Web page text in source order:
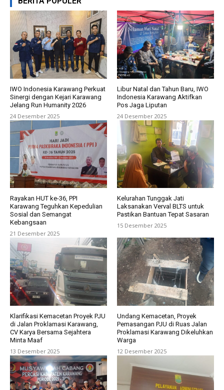
IWO Indonesia Karawang Perkuat
Sinergi dengan Kejari Karawang
Jelang Run Humanity 2026
24 Desember 2025
Libur Natal dan Tahun Baru, IWO
Indonesia Karawang Aktifkan
Pos Jaga Liputan
24 Desember 2025
Rayakan HUT ke-36, PPI
Karawang Teguhkan Kepedulian
Sosial dan Semangat
Kebangsaan
21 Desember 2025
Kelurahan Tunggak Jati
Laksanakan Verval BLTS untuk
Pastikan Bantuan Tepat Sasaran
15 Desember 2025
Klarifikasi Kemacetan Proyek PJU
di Jalan Proklamasi Karawang,
CV Karya Bersama Sejahtera
Minta Maaf
13 Desember 2025
Undang Kemacetan, Proyek
Pemasangan PJU di Ruas Jalan
Proklamasi Karawang Dikeluhkan
Warga
12 Desember 2025